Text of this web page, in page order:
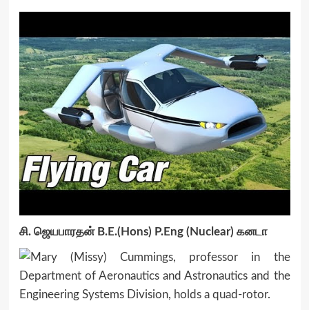
சி. ஜெயபாரதன் B.E.(Hons) P.Eng (Nuclear) கனடா